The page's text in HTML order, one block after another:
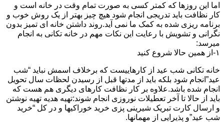
اما این روزها که کمتر کسی به صورت تمام وقت در خانه است و
کار نظافت باید تدریجی انجام شود هیچ چیز بهتر از یک روش خوب و
برنامه ریزی شده به کمک ما نمی آید.روند داشتن خانه ای تمیز بدون
نگرانی و تشویش با رعایت این نکات مهم در خانه تکانی به انجام
میرسد:
۱-از همین حالا شروع کنید
خانه تکانی شب عید از کارهاییست که برخلاف اسمش نباید “شب
عید”انجام شود بلکه باید از مدتها قبل از رسیدن لحظات سال تحویل
انجام شده باشد.علاوه بر کار نظافت کارهای دیگری هم هست که
باید از حالا تا آخر تعطیلات نوروزی انجام شوند:تهیه هدیه تهیه نوشتن
و ارسال کارت تبریک شیرینی پزی خرید خوراکیها و در کل “خرید
شب عید”و پذیرایی از مهمانها.